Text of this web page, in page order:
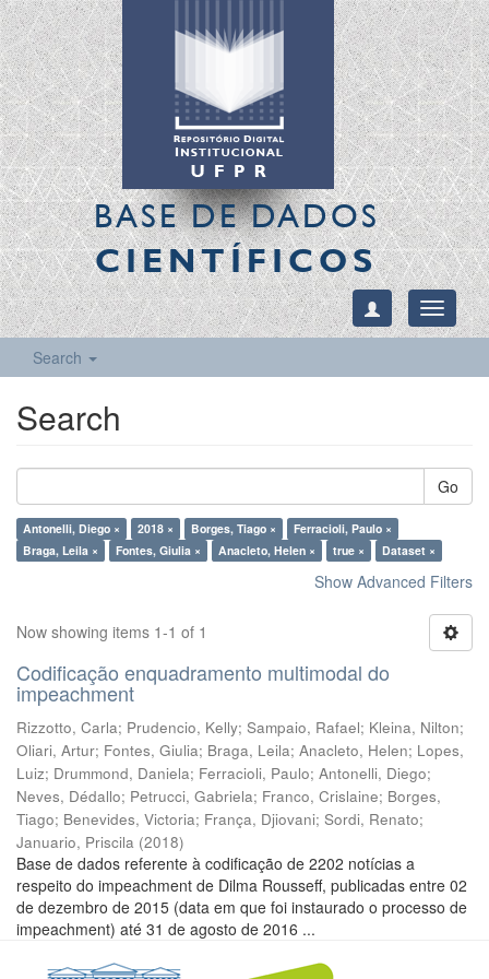
BASE DE DADOS
CIENTÍFICOS
Toggle
Search
Search
Go
Antonelli, Diego × 2018 × Borges, Tiago ×
Ferracioli, Paulo ×
Braga, Leila ×
Fontes, Giulia × Anacleto, Helen × true × Dataset ×
Show Advanced Filters
Now showing items 1-1 of 1
Codificação enquadramento multimodal do
impeachment
Rizzotto, Carla; Prudencio, Kelly; Sampaio, Rafael; Kleina, Nilton;
Oliari, Artur; Fontes, Giulia; Braga, Leila; Anacleto, Helen; Lopes,
Luiz; Drummond, Daniela; Ferracioli, Paulo; Antonelli, Diego;
Neves, Dédallo; Petrucci, Gabriela; Franco, Crislaine; Borges,
Tiago; Benevides, Victoria; França, Djiovani; Sordi, Renato;
Januario, Priscila (2018)
Base de dados referente à codificação de 2202 notícias a
respeito do impeachment de Dilma Rousseff, publicadas entre 02
de dezembro de 2015 (data em que foi instaurado o processo de
impeachment) até 31 de agosto de 2016 ...